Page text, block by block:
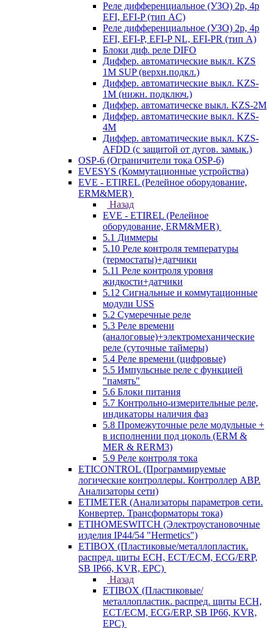
Реле дифференциальное (УЗО) 2р, 4р
EFI, EFI-P (тип AС)
Реле дифференциальное (УЗО) 2р, 4р
EFI, EFI-P, EFI-P NL, EFI-PR (тип A)
Блоки диф. реле DIFO
Диффер. автоматические выкл. KZS
1M SUP (верхн.подкл.)
Диффер. автоматические выкл. KZS-
1M (нижн. подключ.)
Диффер. автоматическе выкл. KZS-2M
Диффер. автоматические выкл. KZS-
4M
Диффер. автоматические выкл. KZS-
AFDD (с защитой от дугов. замык.)
OSP-6 (Ограничители тока OSP-6)
EVESYS (Коммутационные устройства)
EVE - ETIREL (Релейное оборудование,
ERM&MER)
Назад
EVE - ETIREL (Релейное
оборудование, ERM&MER)
5.1 Диммеры
5.10 Реле контроля температуры
(термостаты)+датчики
5.11 Реле контроля уровня
жидкости+датчики
5.12 Сигнальные и коммутационные
модули USS
5.2 Сумеречные реле
5.3 Реле времени
(аналоговые)+электромеханические
реле (суточные таймеры)
5.4 Реле времени (цифровые)
5.5 Импульсные реле с функцией
"память"
5.6 Блоки питания
5.7 Контрольно-измерительные реле,
индикаторы наличия фаз
5.8 Промежуточные реле модульные +
в исполнении под цоколь (ERM &
MER & RERM3)
5.9 Реле контроля тока
ETICONTROL (Программируемые
логические контроллеры. Контроллер АВР.
Анализаторы сети)
ETIMETER (Анализаторы параметров сети.
Конвертер. Трансформаторы тока)
ETIHOMESWITCH (Электроустановочные
изделия IP44/54 "Hermetics")
ETIBOX (Пластиковые/металлопластик.
распред. щиты ECH, ECT/ECM, ECG/ERP,
SB IP66, KVR, EPC)
Назад
ETIBOX (Пластиковые/
металлопластик. распред. щиты ECH,
ECT/ECM, ECG/ERP, SB IP66, KVR,
EPC)